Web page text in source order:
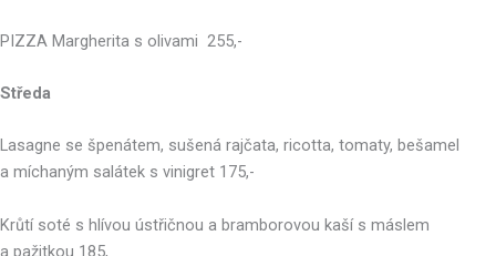
PIZZA Margherita s olivami 255,-
Středa
Lasagne se špenátem, sušená rajčata, ricotta, tomaty, bešamel
a míchaným salátek s vinigret 175,-
Krůtí soté s hlívou ústřičnou a bramborovou kaší s máslem
a pažitkou 185,